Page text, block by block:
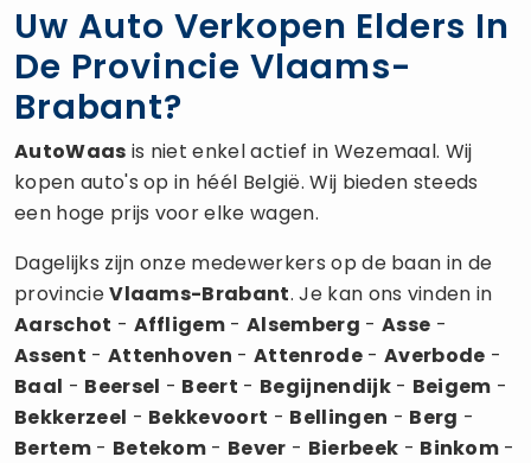
Uw Auto Verkopen Elders In
De Provincie Vlaams-
Brabant?
AutoWaas is niet enkel actief in Wezemaal. Wij
kopen auto's op in héél België. Wij bieden steeds
een hoge prijs voor elke wagen.
Dagelijks zijn onze medewerkers op de baan in de
provincieVlaams-Brabant. Je kan ons vinden in
Aarschot - Affligem -Alsemberg - Asse -
Assent - Attenhoven -Attenrode- Averbode -
Baal - Beersel - Beert - Begijnendijk- Beigem -
Bekkerzeel - Bekkevoort - Bellingen - Berg -
Bertem- Betekom - Bever - Bierbeek - Binkom -